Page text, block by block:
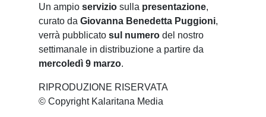
Un ampio servizio sulla presentazione,
curato da Giovanna Benedetta Puggioni,
verrà pubblicato sul numero del nostro
settimanale in distribuzione a partire da
mercoledì 9 marzo.
RIPRODUZIONE RISERVATA
© Copyright Kalaritana Media